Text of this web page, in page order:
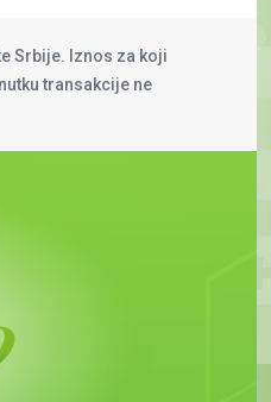
Srbije. Iznos za koji
transakcije ne